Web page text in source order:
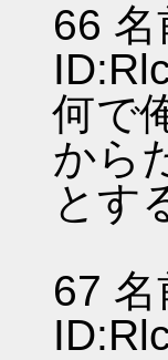
66
何で
から
とす
67